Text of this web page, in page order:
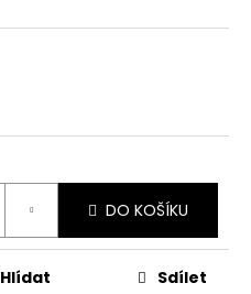
DO KOŠÍKU
Hlídat Sdílet